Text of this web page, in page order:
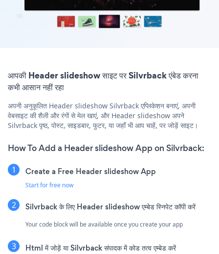
आपकी Header slideshow साइट पर Silvrback एंबेड करना
कभी आसान नहीं रहा
अपनी अनुकूलित Header slideshow Silvrback एप्लिकेशन बनाएं, अपनी
वेबसाइट की शैली और रंगों से मेल खाएं, और Header slideshow अपने
Silvrback पृष्ठ, पोस्ट, साइडबार, फुटर, या जहाँ भी आप चाहें, पर जोड़ें साइट।
How To Add a Header slideshow App on Silvrback:
Create a Free Header slideshow App
Start for free now
Silvrback के लिए Header slideshow एम्बेड स्निपेट कॉपी करें
Your code block will be available once you create your app
Html में जोड़ें या Silvrback संपादक में कोड तत्व एम्बेड करें